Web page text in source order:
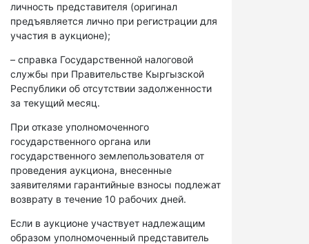
личность представителя (оригинал
предъявляется лично при регистрации для
участия в аукционе);
– справка Государственной налоговой
службы при Правительстве Кыргызской
Республики об отсутствии задолженности
за текущий месяц.
При отказе уполномоченного
государственного органа или
государственного землепользователя от
проведения аукциона, внесенные
заявителями гарантийные взносы подлежат
возврату в течение 10 рабочих дней.
Если в аукционе участвует надлежащим
образом уполномоченный представитель